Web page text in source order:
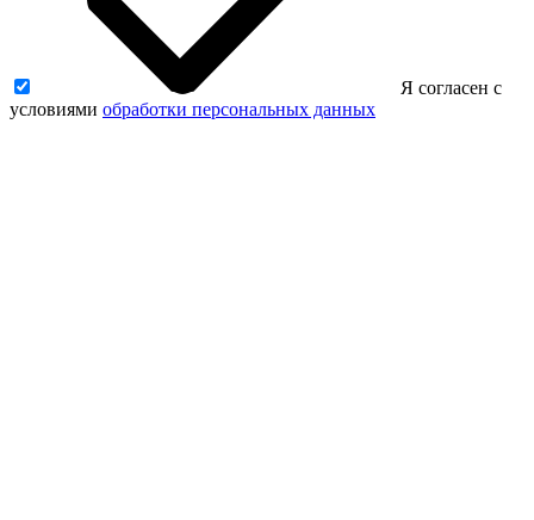
Я согласен с
условиями обработки персональных данных